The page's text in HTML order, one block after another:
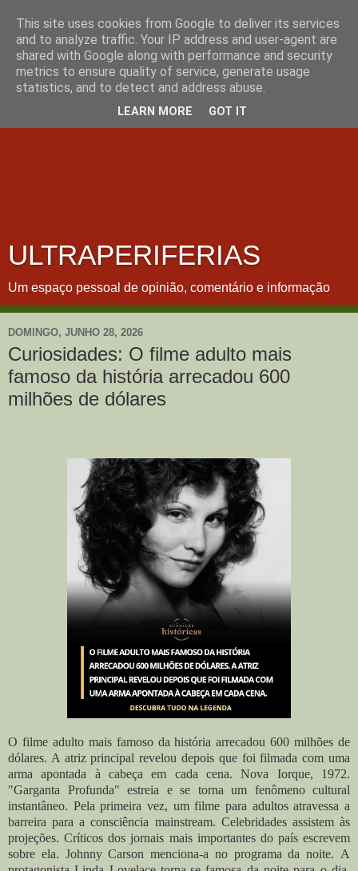
ULTRAPERIFERIAS
Um espaço pessoal de opinião, comentário e informação
DOMINGO, JUNHO 28, 2026
Curiosidades: O filme adulto mais
famoso da história arrecadou 600
milhões de dólares
O filme adulto mais famoso da história arrecadou 600 milhões de
dólares. A atriz principal revelou depois que foi filmada com uma
arma apontada à cabeça em cada cena. Nova Iorque, 1972.
"Garganta Profunda" estreia e se torna um fenômeno cultural
instantâneo. Pela primeira vez, um filme para adultos atravessa a
barreira para a consciência mainstream. Celebridades assistem às
projeções. Críticos dos jornais mais importantes do país escrevem
sobre ela. Johnny Carson menciona-a no programa da noite. A
This site uses cookies from Google to deliver its services
and to analyze traffic. Your IP address and user-agent are
shared with Google along with performance and security
metrics to ensure quality of service, generate usage
statistics, and to detect and address abuse.
LEARN MORE GOT IT